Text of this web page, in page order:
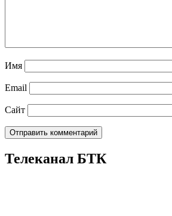
Имя
Email
Сайт
Телеканал БТК